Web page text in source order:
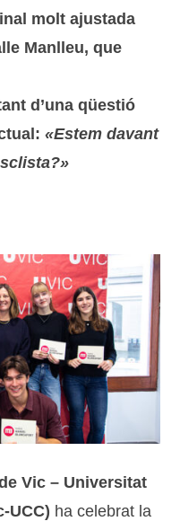
molt ajustada
Manlleu, que
d’una qüestió
«Estem davant
Vic – Universitat
UCC) ha celebrat la